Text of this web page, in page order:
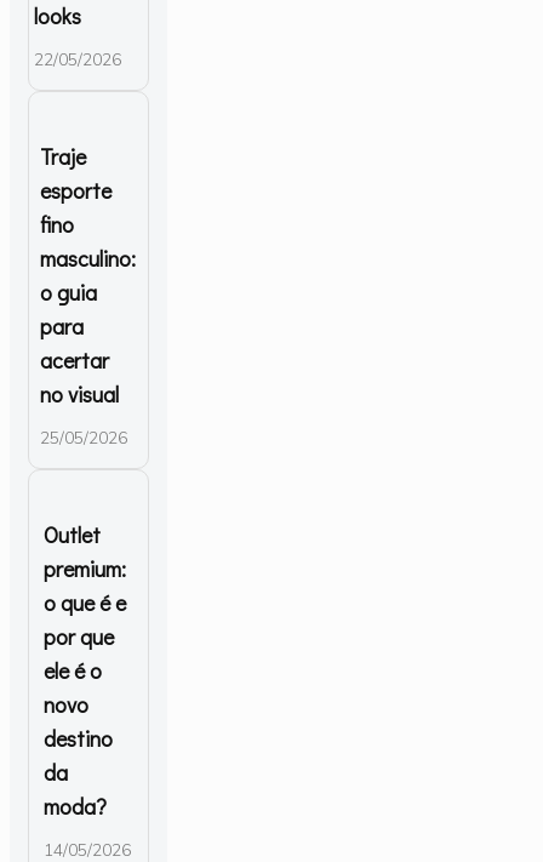
looks
22/05/2026
Traje
esporte
fino
masculino:
o guia
para
acertar
no visual
25/05/2026
Outlet
premium:
o que é e
por que
ele é o
novo
destino
da
moda?
14/05/2026